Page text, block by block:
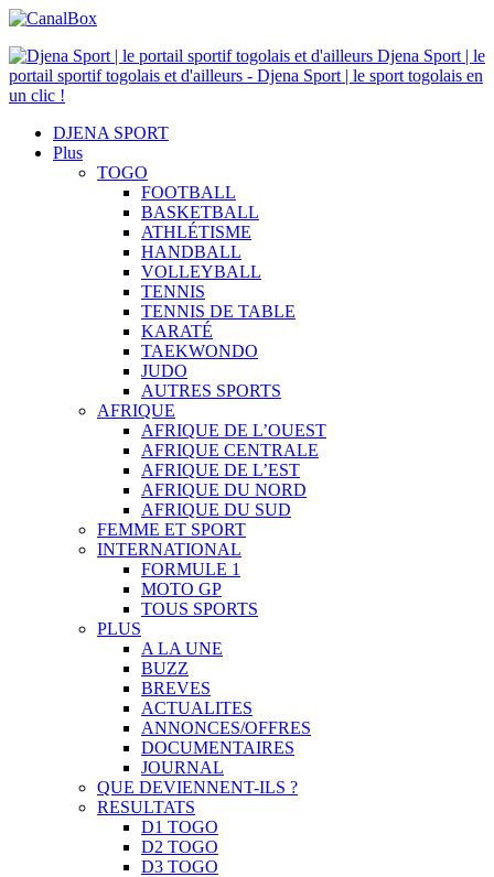
Djena Sport | le
portail sportif togolais et d'ailleurs - Djena Sport | le sport togolais en
un clic !
DJENA SPORT
Plus
TOGO
FOOTBALL
BASKETBALL
ATHLÉTISME
HANDBALL
VOLLEYBALL
TENNIS
TENNIS DE TABLE
KARATÉ
TAEKWONDO
JUDO
AUTRES SPORTS
AFRIQUE
AFRIQUE DE L’OUEST
AFRIQUE CENTRALE
AFRIQUE DE L’EST
AFRIQUE DU NORD
AFRIQUE DU SUD
FEMME ET SPORT
INTERNATIONAL
FORMULE 1
MOTO GP
TOUS SPORTS
PLUS
A LA UNE
BUZZ
BREVES
ACTUALITES
ANNONCES/OFFRES
DOCUMENTAIRES
JOURNAL
QUE DEVIENNENT-ILS ?
RESULTATS
D1 TOGO
D2 TOGO
D3 TOGO